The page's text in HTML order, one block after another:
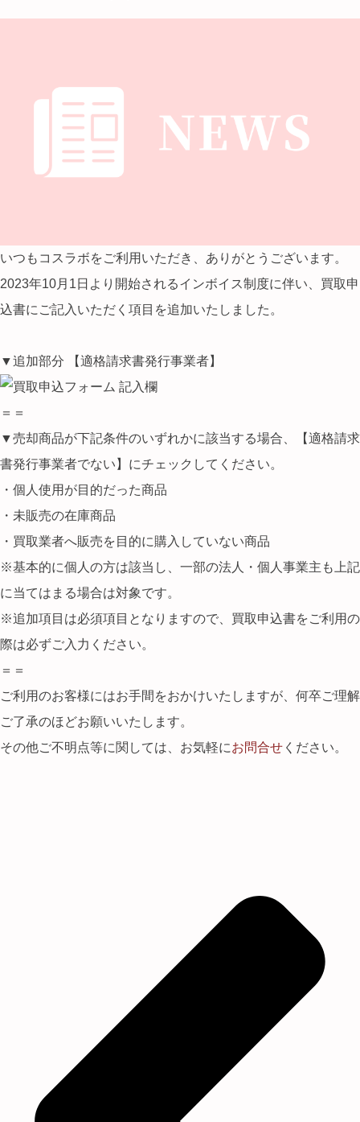
いつもコスラボをご利用いただき、ありがとうございます。
2023年10月1日より開始されるインボイス制度に伴い、買取申
込書にご記入いただく項目を追加いたしました。
▼追加部分 【適格請求書発行事業者】
＝＝
▼売却商品が下記条件のいずれかに該当する場合、【適格請求
書発行事業者でない】にチェックしてください。
・個人使用が目的だった商品
・未販売の在庫商品
・買取業者へ販売を目的に購入していない商品
※基本的に個人の方は該当し、一部の法人・個人事業主も上記
に当てはまる場合は対象です。
※追加項目は必須項目となりますので、買取申込書をご利用の
際は必ずご入力ください。
＝＝
ご利用のお客様にはお手間をおかけいたしますが、何卒ご理解
ご了承のほどお願いいたします。
その他ご不明点等に関しては、お気軽にお問合せ ください。